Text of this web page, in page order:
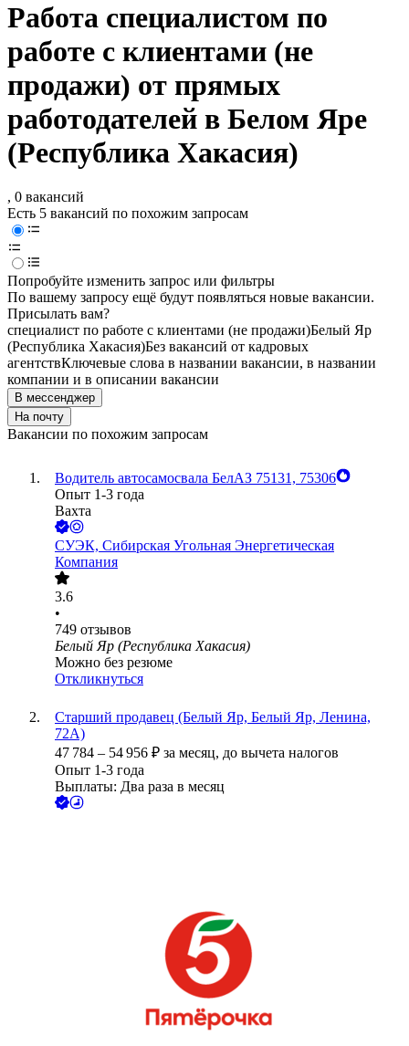
Работа специалистом по
работе с клиентами (не
продажи) от прямых
работодателей в Белом Яре
(Республика Хакасия)
, 0 вакансий
Есть 5 вакансий по похожим запросам
Попробуйте изменить запрос или фильтры
По вашему запросу ещё будут появляться новые вакансии.
Присылать вам?
специалист по работе с клиентами (не продажи)Белый Яр
(Республика Хакасия)Без вакансий от кадровых
агентствКлючевые слова в названии вакансии, в названии
компании и в описании вакансии
В мессенджер
На почту
Вакансии по похожим запросам
Водитель автосамосвала БелАЗ 75131, 75306
Опыт 1-3 года
Вахта
СУЭК, Сибирская Угольная Энергетическая
Компания
3.6
•
749 отзывов
Белый Яр (Республика Хакасия)
Можно без резюме
Откликнуться
Старший продавец (Белый Яр, Белый Яр, Ленина,
72А)
47 784 – 54 956 ₽ за месяц, до вычета налогов
Опыт 1-3 года
Выплаты: Два раза в месяц